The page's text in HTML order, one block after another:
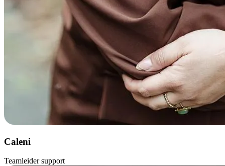
Caleni
Teamleider support